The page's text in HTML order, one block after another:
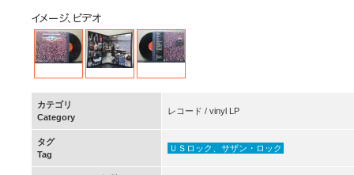
カテゴリ
Category
レコード / vinyl LP
タグ
Tag
ＵＳロック、サザン・ロック